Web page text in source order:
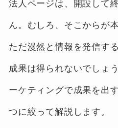
法人ページは、開設して
ん。むしろ、そこからが
ただ漫然と情報を発信す
成果は得られないでしょ
ーケティングで成果を出
つに絞って解説します。